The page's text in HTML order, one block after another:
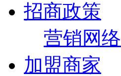
招商政策
营销网络
加盟商家